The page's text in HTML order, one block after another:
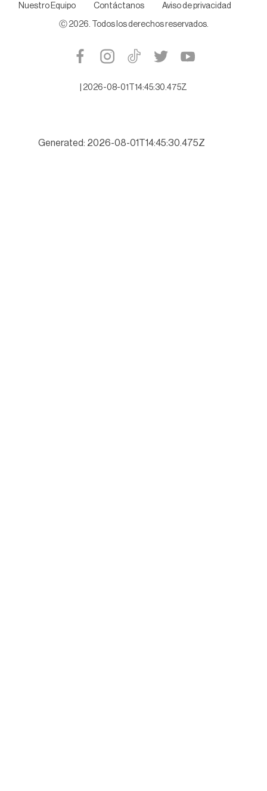
Nuestro Equipo Contáctanos Aviso de privacidad
Ⓒ 2026. Todos los derechos reservados.
2026-08-01T14:45:30.475Z
Generated: 2026-08-01T14:45:30.475Z